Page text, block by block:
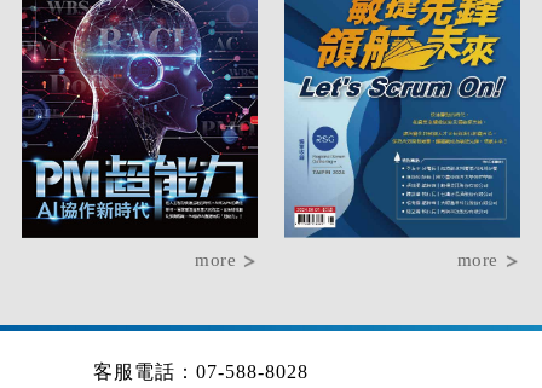
more more
客服電話：07-588-8028